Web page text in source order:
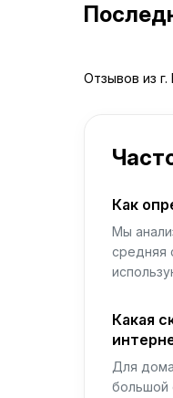
Отзывов из
Как
Мы
средняя
Какая
Для
большой